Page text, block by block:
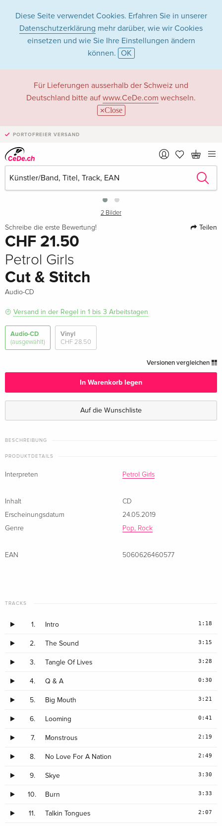
Diese Seite verwendet Cookies. Erfahren Sie in unserer
Datenschutzerklärung mehr darüber, wie wir Cookies
einsetzen und wie Sie Ihre Einstellungen ändern
können. OK
Für Lieferungen ausserhalb der Schweiz und
Deutschland bitte auf www.CeDe.com wechseln.
Close
PORTOFREIER VERSAND
2 Bilder
Schreibe die erste Bewertung! Teilen
CHF 21.50
Petrol Girls
Cut & Stitch
Audio-CD
Versand in der Regel in 1 bis 3 Arbeitstagen
Audio-CD
(ausgewählt)
Vinyl
CHF 28.50
Versionen vergleichen
In Warenkorb legen
Auf die Wunschliste
BESCHREIBUNG
PRODUKTDETAILS
Interpreten Petrol Girls
Inhalt
CD
Erscheinungsdatum
24.05.2019
Genre
Pop, Rock
EAN 5060626460577
TRACKS
1. Intro 1:18
2. The Sound 3:15
3. Tangle Of Lives 3:28
4. Q & A 0:30
5. Big Mouth 3:21
6. Looming 0:41
7. Monstrous 2:19
8. No Love For A Nation 2:49
9. Skye 3:30
10. Burn 3:33
11. Talkin Tongues 2:07